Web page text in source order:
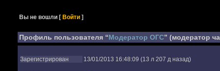
Вы не вошли [Войти ]
Профиль пользователя “Модератор ОГС” (модератор
Зарегистрирован 13/01/2013 16:48:09 (13 л 207 д назад)